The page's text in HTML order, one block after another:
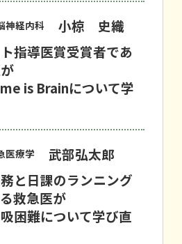
神経内科
小椋 史織
ト指導医賞受賞者であ
is Brainについて学
医療学
武部弘太郎
務と日課のランニング
救急医が
困難について学び直